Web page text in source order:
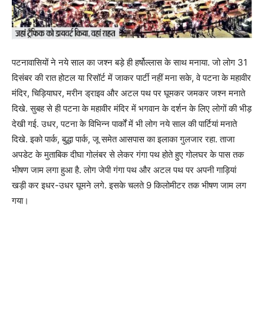
पटनावासियों ने नये साल का जश्न बड़े ही हर्षोल्लास के साथ मनाया. जो लोग 31
दिसंबर की रात होटल या रिसॉर्ट में जाकर पार्टी नहीं मना सके, वे पटना के महावीर
मंदिर, चिड़ियाघर, मरीन ड्राइव और अटल पथ पर घूमकर जमकर जश्न मनाते
दिखे. सुबह से ही पटना के महावीर मंदिर में भगवान के दर्शन के लिए लोगों की भीड़
देखी गई. उधर, पटना के विभिन्न पार्कों में भी लोग नये साल की पार्टियां मनाते
दिखे. इको पार्क, बुद्धा पार्क, जू समेत आसपास का इलाका गुलजार रहा. ताजा
अपडेट के मुताबिक दीघा गोलंबर से लेकर गंगा पथ होते हुए गोलघर के पास तक
भीषण जाम लगा हुआ है. लोग जेपी गंगा पथ और अटल पथ पर अपनी गाड़ियां
खड़ी कर इधर-उधर घूमने लगे. इसके चलते 9 किलोमीटर तक भीषण जाम लग
गया।